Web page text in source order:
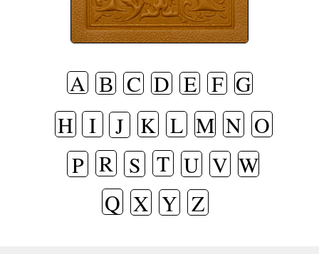
R
В
T
C E
D
S
A F G
I
H
P
J K L M N O
U V W
X Y Z
Q